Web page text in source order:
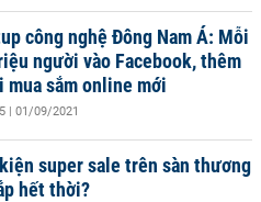
công nghệ Đông Nam Á: Mỗi
người vào Facebook, thêm
sắm online mới
| 01/09/2021
super sale trên sàn thương
hết thời?